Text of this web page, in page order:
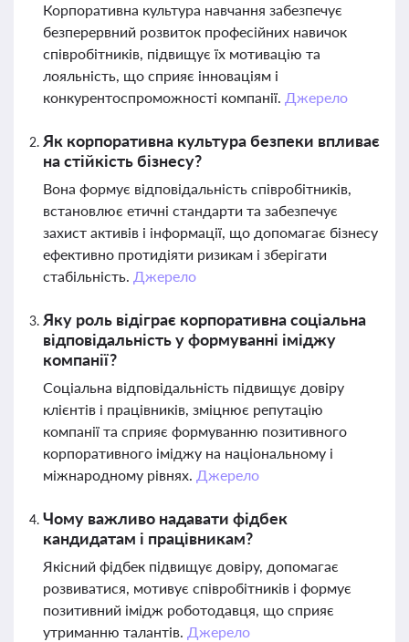
Корпоративна культура навчання забезпечує
безперервний розвиток професійних навичок
співробітників, підвищує їх мотивацію та
лояльність, що сприяє інноваціям і
конкурентоспроможності компанії. Джерело
Як корпоративна культура безпеки впливає
на стійкість бізнесу?
Вона формує відповідальність співробітників,
встановлює етичні стандарти та забезпечує
захист активів і інформації, що допомагає бізнесу
ефективно протидіяти ризикам і зберігати
стабільність. Джерело
Яку роль відіграє корпоративна соціальна
відповідальність у формуванні іміджу
компанії?
Соціальна відповідальність підвищує довіру
клієнтів і працівників, зміцнює репутацію
компанії та сприяє формуванню позитивного
корпоративного іміджу на національному і
міжнародному рівнях. Джерело
Чому важливо надавати фідбек
кандидатам і працівникам?
Якісний фідбек підвищує довіру, допомагає
розвиватися, мотивує співробітників і формує
позитивний імідж роботодавця, що сприяє
утриманню талантів. Джерело